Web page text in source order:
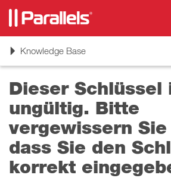
ToggleKnowledge Base
Dieser Schlüssel
ungültig. Bitte
vergewissern
dass Sie den
korrekt